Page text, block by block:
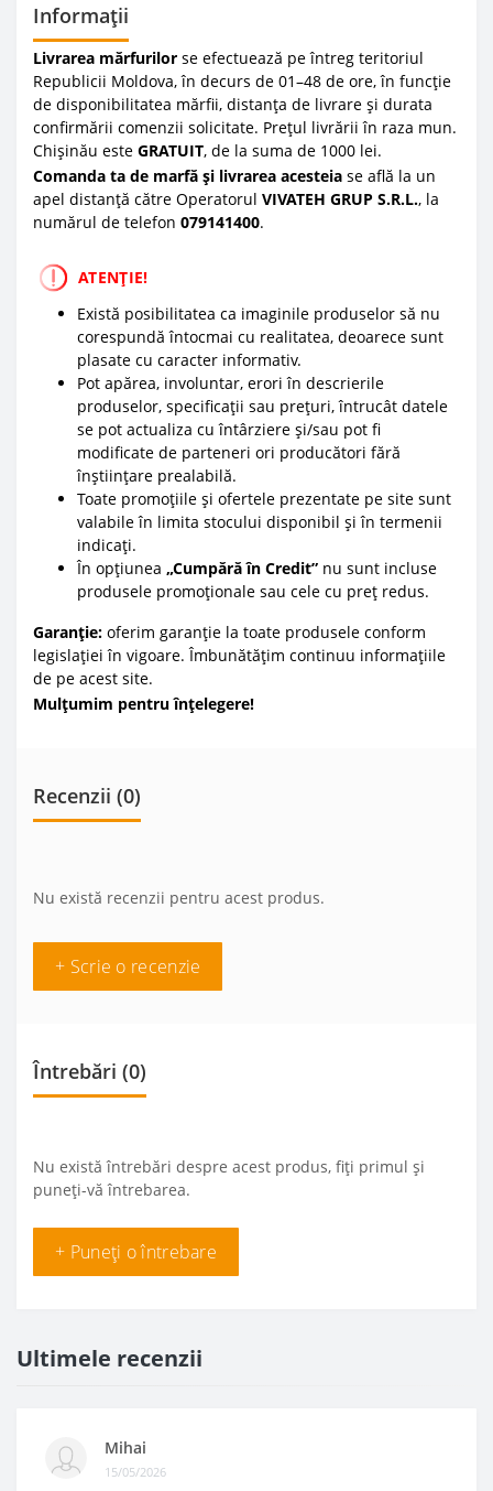
Informații
Livrarea mărfurilor se efectuează pe întreg teritoriul
Republicii Moldova, în decurs de 01–48 de ore, în funcție
de disponibilitatea mărfii, distanța de livrare și durata
confirmării comenzii solicitate. Prețul livrării în raza mun.
Chișinău este GRATUIT, de la suma de 1000 lei.
Comanda ta de marfă și livrarea acesteia se află la un
apel distanță către Operatorul VIVATEH GRUP S.R.L., la
numărul de telefon 079141400.
ATENȚIE!
Există posibilitatea ca imaginile produselor să nu
corespundă întocmai cu realitatea, deoarece sunt
plasate cu caracter informativ.
Pot apărea, involuntar, erori în descrierile
produselor, specificații sau prețuri, întrucât datele
se pot actualiza cu întârziere și/sau pot fi
modificate de parteneri ori producători fără
înștiințare prealabilă.
Toate promoțiile și ofertele prezentate pe site sunt
valabile în limita stocului disponibil și în termenii
indicați.
În opțiunea „Cumpără în Credit” nu sunt incluse
produsele promoționale sau cele cu preț redus.
Garanție: oferim garanție la toate produsele conform
legislației în vigoare. Îmbunătățim continuu informațiile
de pe acest site.
Mulțumim pentru înțelegere!
Recenzii (0)
Nu există recenzii pentru acest produs.
+ Scrie o recenzie
Întrebări (0)
Nu există întrebări despre acest produs, fiți primul și
puneți-vă întrebarea.
+ Puneți o întrebare
Ultimele recenzii
Mihai
15/05/2026